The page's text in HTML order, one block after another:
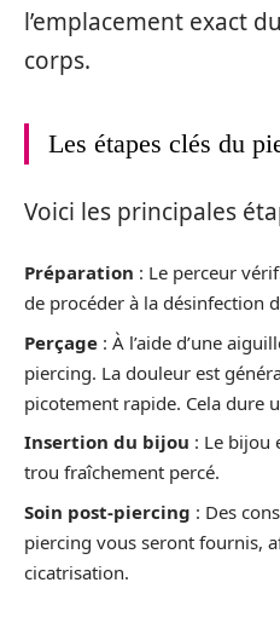
l’emplacement exact
corps.
Les étapes clés du
Voici les principales
Préparation : Le perceur
de procéder à la désinfection
Perçage : À l’aide d’une
piercing. La douleur est
picotement rapide. Cela dure
Insertion du bijou : Le bijou
trou fraîchement percé.
Soin post-piercing : Des
piercing vous seront fournis,
cicatrisation.